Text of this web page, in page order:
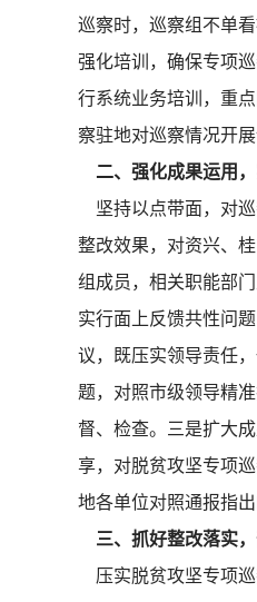
巡察时，巡察组不单
强化培训，确保专项
行系统业务培训，重
察驻地对巡察情况开
二、强化成果运用
坚持以点带面，对巡
整改效果，对资兴、
组成员，相关职能部
实行面上反馈共性问
议，既压实领导责任
题，对照市级领导精
督、检查。三是扩大
享，对脱贫攻坚专项
地各单位对照通报指
三、抓好整改落实
压实脱贫攻坚专项巡